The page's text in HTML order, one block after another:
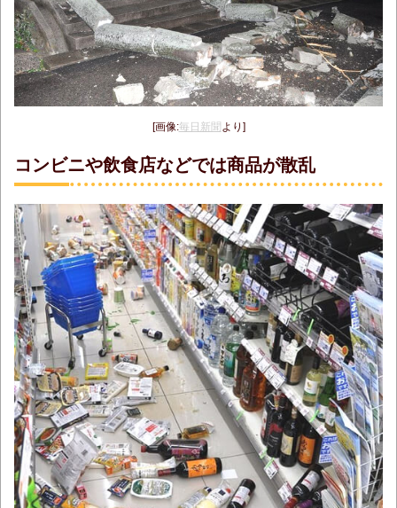
[画像:毎日新聞 より]
コンビニや飲食店などでは商品が散乱